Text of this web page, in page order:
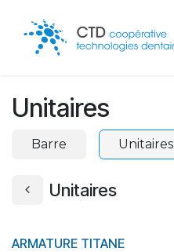
Unitaires
Barre Unitaires
Unitaires
ARMATURE TITANE